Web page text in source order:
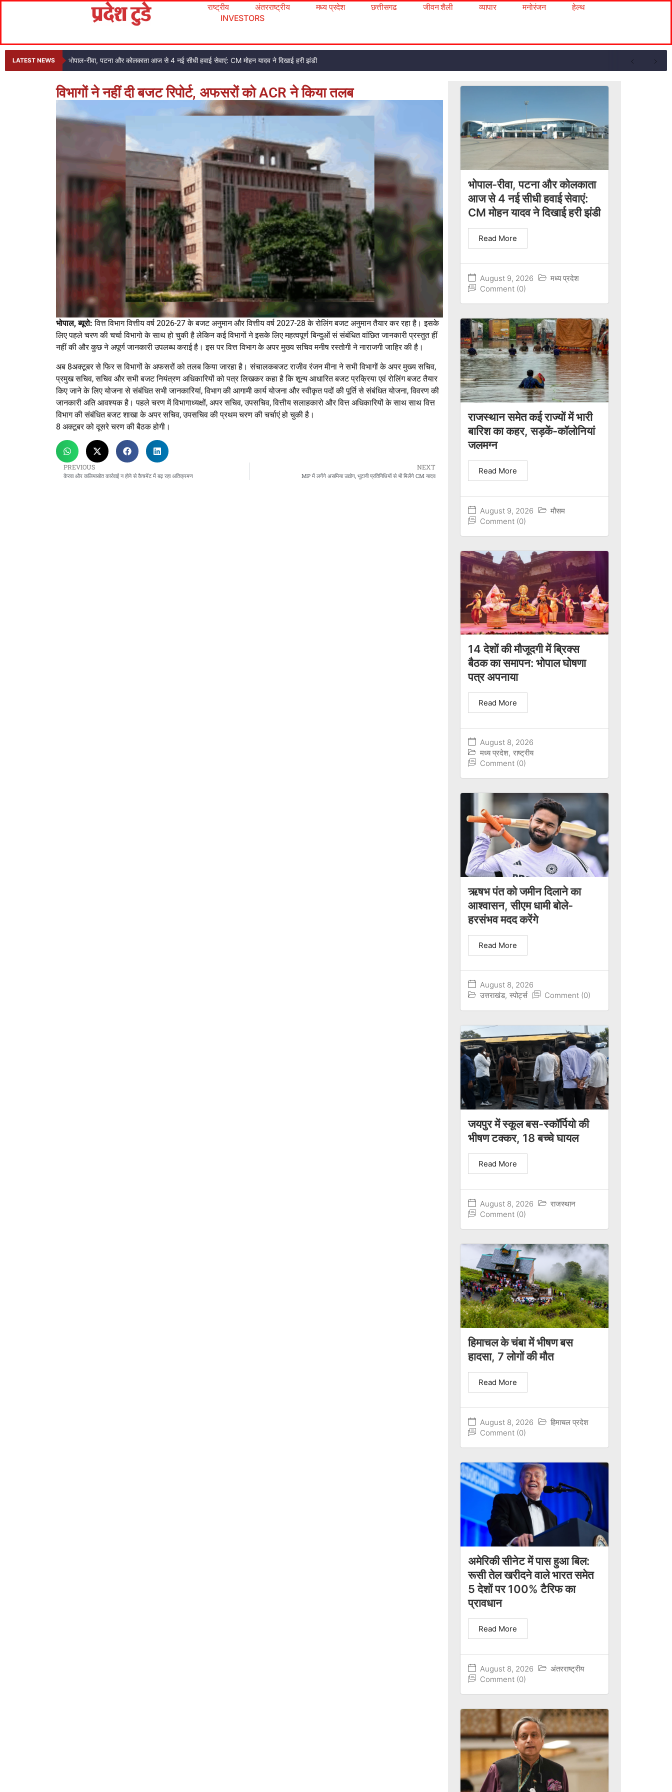
राष्ट्रीय अंतरराष्ट्रीय मध्य प्रदेश छत्तीसगढ जीवन शैली व्यापार मनोरंजन
हेल्थ
INVESTORS
LATEST NEWS भोपाल-रीवा, पटना और कोलकाता आज से 4 नई सीधी हवाई सेवाएं: CM मोहन यादव ने दिखाई हरी झंडी
विभागों ने नहीं दी बजट रिपोर्ट, अफसरों को ACR ने किया तलब
भोपाल, ब्यूरो: वित्त विभाग वित्तीय वर्ष 2026-27 के बजट अनुमान और वित्तीय वर्ष 2027-28 के रोलिंग बजट अनुमान तैयार कर रहा है। इसके
लिए पहले चरण की चर्चा विभागो के साथ हो चुकी है लेकिन कई विभागों ने इसके लिए महत्वपूर्ण बिन्दुओं सं संबंधित वांछित जानकारी प्रस्तुत हीं
नहीं की और कुछ ने अपूर्ण जानकारी उपलब्ध कराई है। इस पर वित्त विभाग के अपर मुख्य सचिव मनीष रस्तोगी ने नाराजगी जाहिर की है।
अब 8अक्टूबर से फिर स विभागों के अफसरों को तलब किया जारहा है। संचालकबजट राजीव रंजन मीना ने सभी विभागों के अपर मुख्य सचिव,
प्रमुख सचिव, सचिव और सभी बजट नियंत्रण अधिकारियों को पत्र लिखकर कहा है कि शून्य आधारित बजट प्रक्रिया एवं रोलिंग बजट तैयार
किए जाने के लिए योजना से संबंधित सभी जानकारियां, विभाग की आगामी कार्य योजना और स्वीकृत पदों की पूर्ति से संबंधित योजना, विवरण की
जानकारी अति आवश्यक है। पहले चरण में विभागाध्यक्षों, अपर सचिव, उपसचिव, वित्तीय सलाहकारो और वित्त अधिकारियों के साथ साथ वित्त
विभाग की संबंधित बजट शाखा के अपर सचिव, उपसचिव की प्रथम चरण की चर्चाएं हो चुकी है।
8 अक्टूबर को दूसरे चरण की बैठक होगी।
PREVIOUS
केरवा और कलियासोत कार्रवाई न होने से कैचमेंट में बढ़ रहा अतिक्रमण
NEXT
MP में लगेंगे असमिया उद्योग, भूटानी प्रतिनिधियों से भी मिलेंगे CM यादव
भोपाल-रीवा, पटना और कोलकाता
आज से 4 नई सीधी हवाई सेवाएं:
CM मोहन यादव ने दिखाई हरी झंडी
August 9, 2026
मध्य प्रदेश
Comment (0)
Read More
राजस्थान समेत कई राज्यों में भारी
बारिश का कहर, सड़कें-कॉलोनियां
जलमग्न
August 9, 2026
मौसम
Comment (0)
Read More
14 देशों की मौजूदगी में ब्रिक्स
बैठक का समापन: भोपाल घोषणा
पत्र अपनाया
August 8, 2026
मध्य प्रदेश, राष्ट्रीय
Comment (0)
Read More
ऋषभ पंत को जमीन दिलाने का
आश्वासन, सीएम धामी बोले-
हरसंभव मदद करेंगे
August 8, 2026
उत्तराखंड, स्पोर्ट्स Comment (0)
Read More
जयपुर में स्कूल बस-स्कॉर्पियो की
भीषण टक्कर, 18 बच्चे घायल
August 8, 2026
राजस्थान
Comment (0)
Read More
हिमाचल के चंबा में भीषण बस
हादसा, 7 लोगों की मौत
August 8, 2026
हिमाचल प्रदेश
Comment (0)
Read More
अमेरिकी सीनेट में पास हुआ बिल:
रूसी तेल खरीदने वाले भारत समेत
5 देशों पर 100% टैरिफ का
प्रावधान
August 8, 2026
अंतरराष्ट्रीय
Comment (0)
Read More